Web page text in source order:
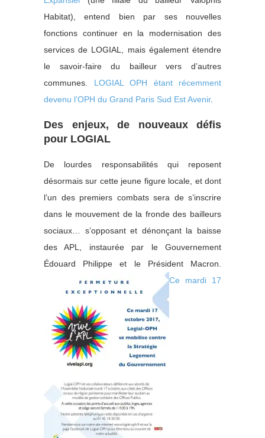
Habitat), entend bien par ses nouvelles
fonctions continuer en la modernisation des
services de LOGIAL, mais également étendre
le savoir-faire du bailleur vers d’autres
communes. LOGIAL OPH étant récemment
devenu l’OPH du Grand Paris Sud Est Avenir.
Des enjeux, de nouveaux défis
pour LOGIAL
De lourdes responsabilités qui reposent
désormais sur cette jeune figure locale, et dont
l’un des premiers combats sera de s’inscrire
dans le mouvement de la fronde des bailleurs
sociaux… s’opposant et dénonçant la baisse
des APL, instaurée par le Gouvernement
Édouard Philippe et le Président Macron.
Ce mardi 17